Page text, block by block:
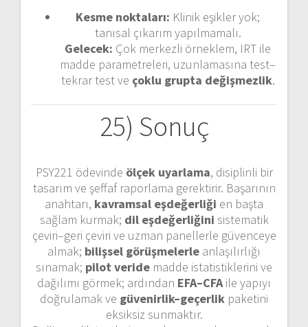
Kesme noktaları: Klinik eşikler yok;
tanısal çıkarım yapılmamalı.
Gelecek: Çok merkezli örneklem, IRT ile
madde parametreleri, uzunlamasına test–
tekrar test ve çoklu grupta değişmezlik.
25) Sonuç
PSY221 ödevinde ölçek uyarlama, disiplinli bir
tasarım ve şeffaf raporlama gerektirir. Başarının
anahtarı, kavramsal eşdeğerliği en başta
sağlam kurmak; dil eşdeğerliğini sistematik
çeviri–geri çeviri ve uzman panellerle güvenceye
almak; bilişsel görüşmelerle anlaşılırlığı
sınamak; pilot veride madde istatistiklerini ve
dağılımı görmek; ardından EFA–CFAile yapıyı
doğrulamak ve güvenirlik–geçerlik paketini
eksiksiz sunmaktır.